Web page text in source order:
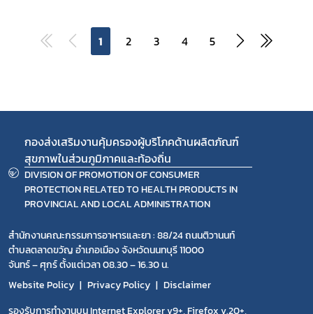
1 2 3 4 5
กองส่งเสริมงานคุ้มครองผู้บริโภคด้านผลิตภัณฑ์
สุขภาพในส่วนภูมิภาคและท้องถิ่น
DIVISION OF PROMOTION OF CONSUMER
PROTECTION RELATED TO HEALTH PRODUCTS IN
PROVINCIAL AND LOCAL ADMINISTRATION
สำนักงานคณะกรรมการอาหารและยา : 88/24 ถนนติวานนท์
ตำบลตลาดขวัญ อำเภอเมือง จังหวัดนนทบุรี 11000
จันทร์ – ศุกร์ ตั้งแต่เวลา 08.30 – 16.30 น.
Website Policy
Privacy Policy
Disclaimer
รองรับการทำงานบน Internet Explorer v9+, Firefox v.20+,